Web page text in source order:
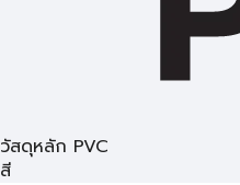
วัสดุหลัก PVC
สี